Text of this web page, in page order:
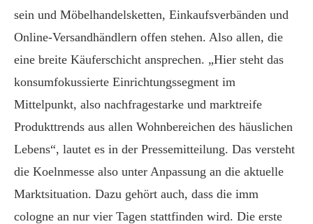
sein und Möbelhandelsketten, Einkaufsverbänden und
Online-Versandhändlern offen stehen. Also allen, die
eine breite Käuferschicht ansprechen. „Hier steht das
konsumfokussierte Einrichtungssegment im
Mittelpunkt, also nachfragestarke und marktreife
Produkttrends aus allen Wohnbereichen des häuslichen
Lebens“, lautet es in der Pressemitteilung. Das versteht
die Koelnmesse also unter Anpassung an die aktuelle
Marktsituation. Dazu gehört auch, dass die imm
cologne an nur vier Tagen stattfinden wird. Die erste